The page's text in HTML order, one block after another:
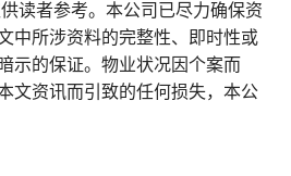
读者参考。本公司已尽力确保资
中所涉资料的完整性、即时性或
示的保证。物业状况因个案而
文资讯而引致的任何损失，本公